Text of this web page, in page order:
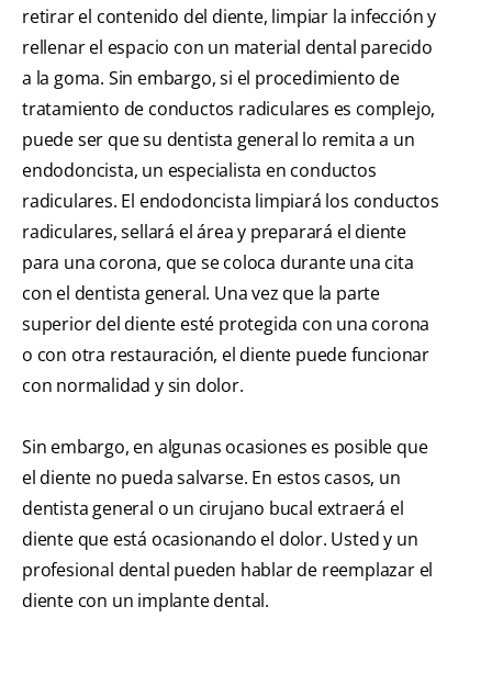
retirar el contenido del diente, limpiar la infección y
rellenar el espacio con un material dental parecido
a la goma. Sin embargo, si el procedimiento de
tratamiento de conductos radiculares es complejo,
puede ser que su dentista general lo remita a un
endodoncista, un especialista en conductos
radiculares. El endodoncista limpiará los conductos
radiculares, sellará el área y preparará el diente
para una corona, que se coloca durante una cita
con el dentista general. Una vez que la parte
superior del diente esté protegida con una corona
o con otra restauración, el diente puede funcionar
con normalidad y sin dolor.
Sin embargo, en algunas ocasiones es posible que
el diente no pueda salvarse. En estos casos, un
dentista general o un cirujano bucal extraerá el
diente que está ocasionando el dolor. Usted y un
profesional dental pueden hablar de reemplazar el
diente con un implante dental.